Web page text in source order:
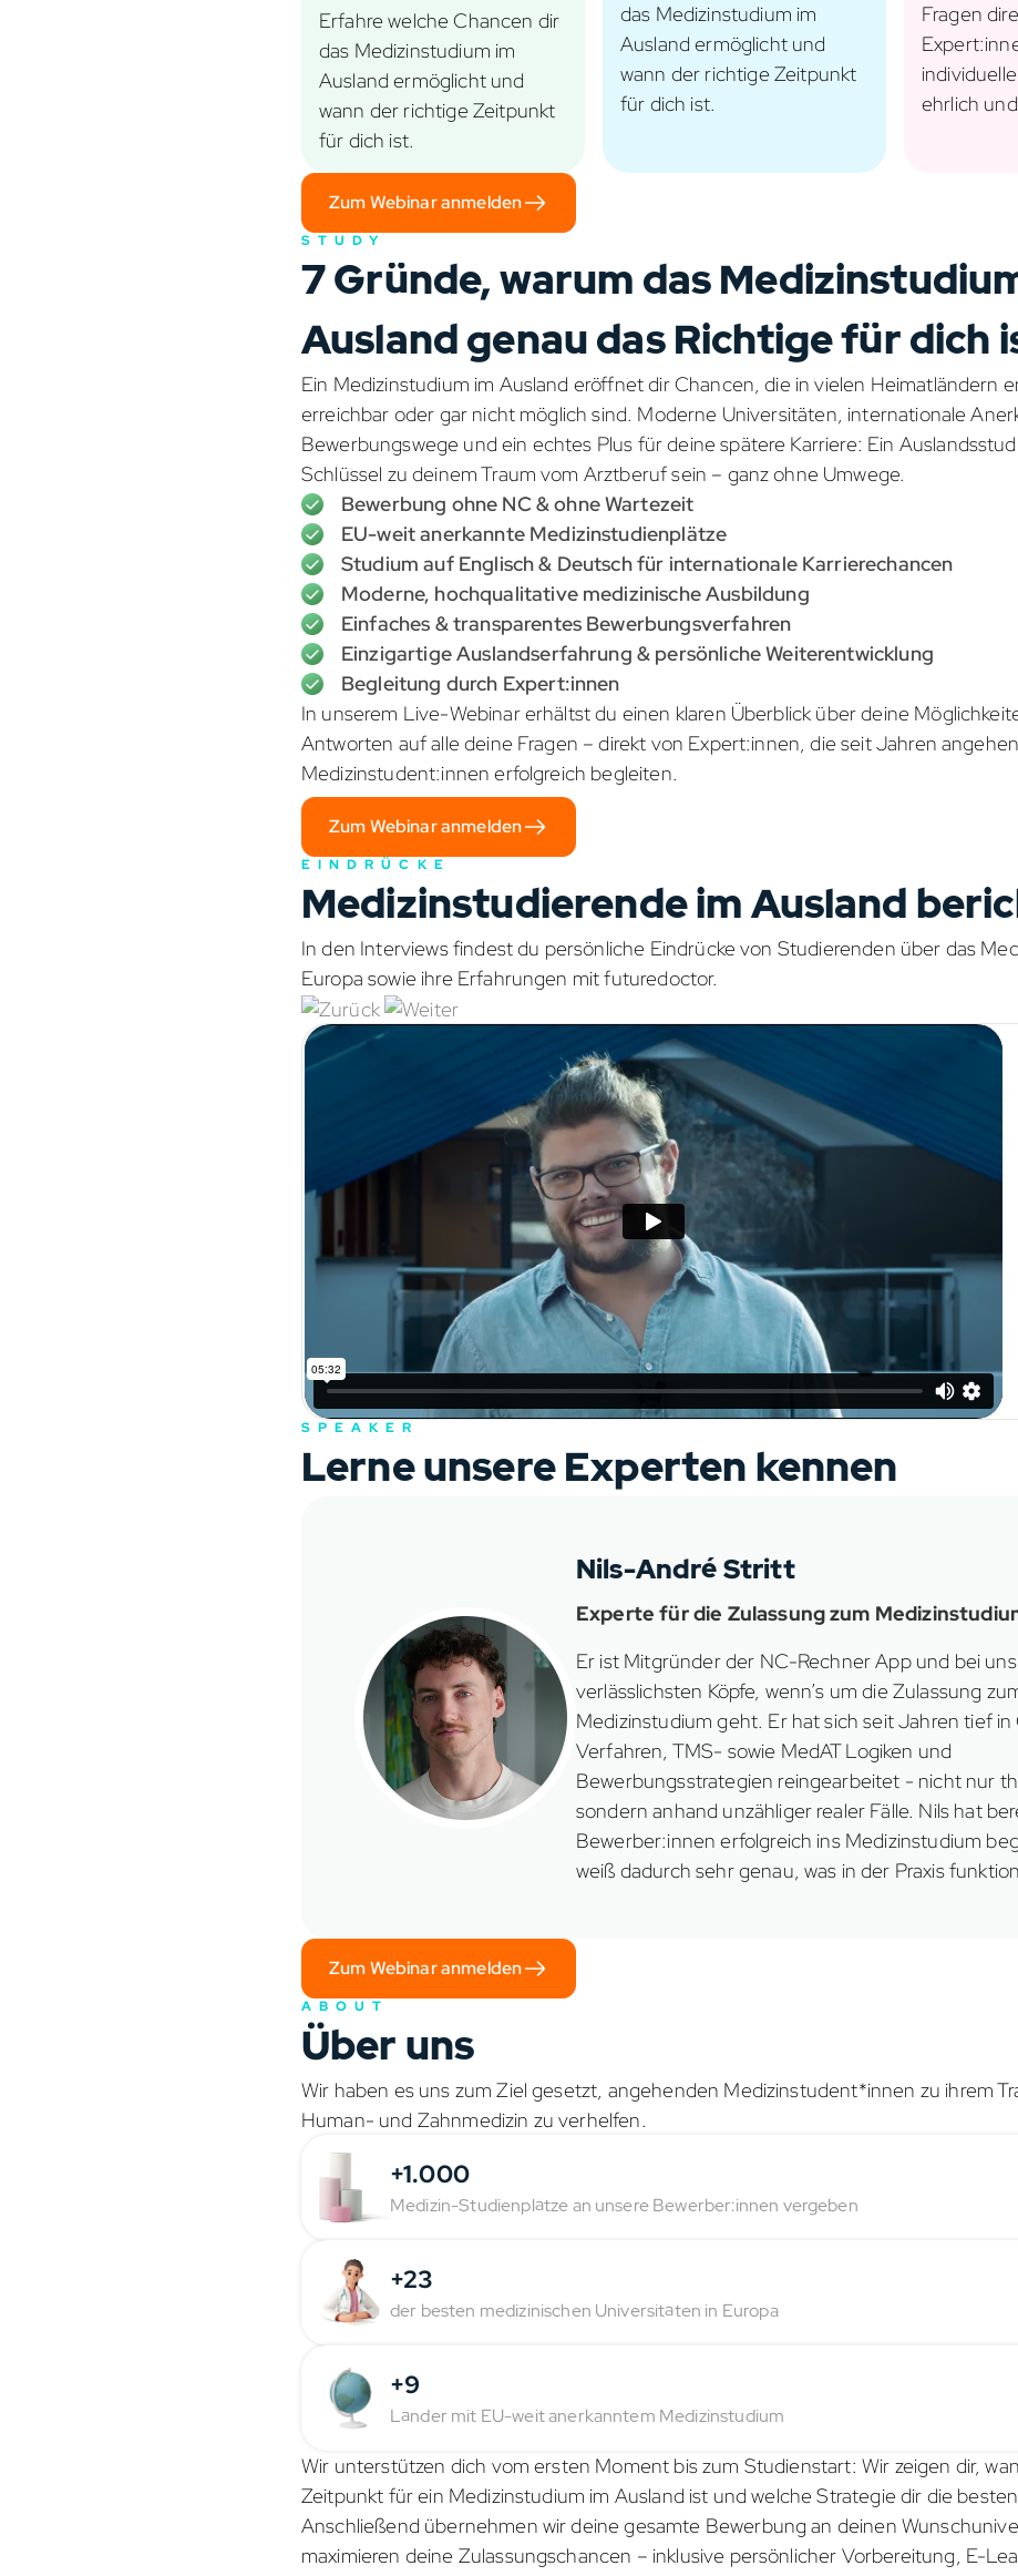
Erfahre welche Chancen dir
das Medizinstudium im
Ausland ermöglicht und
wann der richtige Zeitpunkt
für dich ist.
das Medizinstudium im
Ausland ermöglicht und
wann der richtige Zeitpunkt
für dich ist.
Fragen
ehrlich
Zum Webinar anmelden
STUDY
7 Gründe, warum das
Ausland genau das Richtige für dich
Ein Medizinstudium im Ausland eröffnet dir Chancen, die in vielen Heimatländern
erreichbar oder gar nicht möglich sind. Moderne Universitäten, internationale
Bewerbungswege und ein echtes Plus für deine spätere Karriere: Ein
Schlüssel zu deinem Traum vom Arztberuf sein – ganz ohne Umwege.
Bewerbung ohne NC & ohne Wartezeit
EU-weit anerkannte Medizinstudienplätze
Studium auf Englisch & Deutsch für internationale Karrierechancen
Moderne, hochqualitative medizinische Ausbildung
Einfaches & transparentes Bewerbungsverfahren
Einzigartige Auslandserfahrung & persönliche Weiterentwicklung
Begleitung durch Expert:innen
In unserem Live-Webinar erhältst du einen klaren Überblick über deine
Antworten auf alle deine Fragen – direkt von Expert:innen, die seit Jahren
Medizinstudent:innen erfolgreich begleiten.
Zum Webinar anmelden
EINDRÜCKE
Medizinstudierende im Ausland
In den Interviews findest du persönliche Eindrücke von Studierenden über das
Europa sowie ihre Erfahrungen mit futuredoctor.
SPEAKER
Lerne unsere Experten kennen
Nils-André Stritt
Experte für die Zulassung zum
Er ist Mitgründer der NC-Rechner App und bei
verlässlichsten Köpfe, wenn’s um die Zulassung
Medizinstudium geht. Er hat sich seit Jahren tief in
Verfahren, TMS- sowie MedAT Logiken und
Bewerbungsstrategien reingearbeitet - nicht nur
sondern anhand unzähliger realer Fälle. Nils hat
Bewerber:innen erfolgreich ins Medizinstudium
weiß dadurch sehr genau, was in der Praxis
Zum Webinar anmelden
ABOUT
Über uns
Wir haben es uns zum Ziel gesetzt, angehenden Medizinstudent*innen zu ihrem
Human- und Zahnmedizin zu verhelfen.
+1.000
Medizin-Studienplätze an unsere Bewerber:innen vergeben
+23
der besten medizinischen Universitäten in Europa
+9
Länder mit EU-weit anerkanntem Medizinstudium
Wir unterstützen dich vom ersten Moment bis zum Studienstart: Wir zeigen dir,
Zeitpunkt für ein Medizinstudium im Ausland ist und welche Strategie dir die
Anschließend übernehmen wir deine gesamte Bewerbung an deinen
maximieren deine Zulassungschancen – inklusive persönlicher Vorbereitung, E-